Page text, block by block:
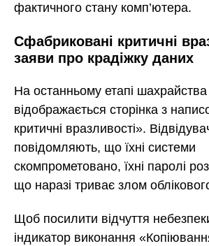
фактичного стану комп’ютера.
Сфабриковані критичні
заяви про крадіжку даних
На останньому етапі шахрайства
відображається сторінка з
критичні вразливості».
повідомляють, що їхні системи
скомпрометовано, їхні паролі
що наразі триває злом
Щоб посилити відчуття
індикатор виконання